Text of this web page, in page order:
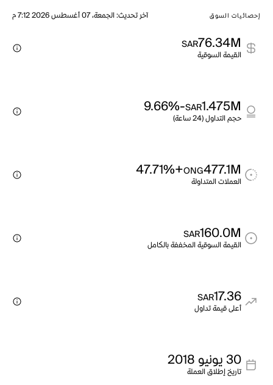
إحصائيات السوق آخر تحديث:الجمعة، 07 أغسطس 2026 7:12 م
76.34M
SAR
القيمة السوقية
1.475M
SAR
-9.66%
حجم التداول (24 ساعة)
477.1M
ONG
+47.71%
العملات المتداولة
160.0M
SAR
القيمة السوقية المخففة بالكامل
17.36
SAR
أعلى قيمة تداول
30 يونيو 2018
تاريخ إطلاق العملة